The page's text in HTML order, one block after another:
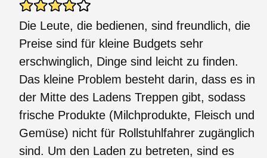
Die Leute, die bedienen, sind freundlich, die
Preise sind für kleine Budgets sehr
erschwinglich, Dinge sind leicht zu finden.
Das kleine Problem besteht darin, dass es in
der Mitte des Ladens Treppen gibt, sodass
frische Produkte (Milchprodukte, Fleisch und
Gemüse) nicht für Rollstuhlfahrer zugänglich
sind. Um den Laden zu betreten, sind es